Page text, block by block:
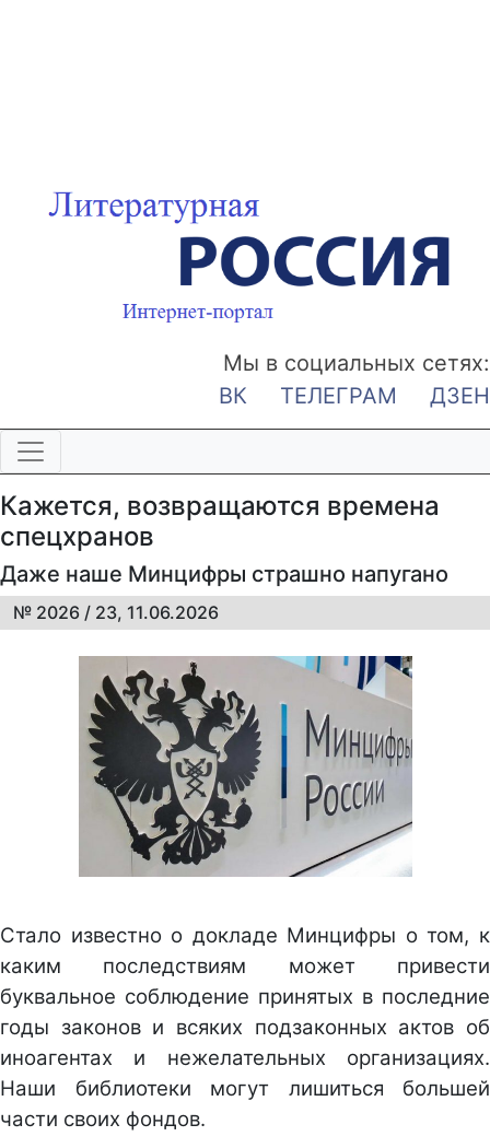
Мы в социальных сетях:
ВК
ТЕЛЕГРАМ ДЗЕН
Кажется, возвращаются времена
спецхранов
Даже наше Минцифры страшно напугано
№ 2026 / 23, 11.06.2026
Стало известно о докладе Минцифры о том, к
каким последствиям может привести
буквальное соблюдение принятых в последние
годы законов и всяких подзаконных актов об
иноагентах и нежелательных организациях.
Наши библиотеки могут лишиться большей
части своих фондов.